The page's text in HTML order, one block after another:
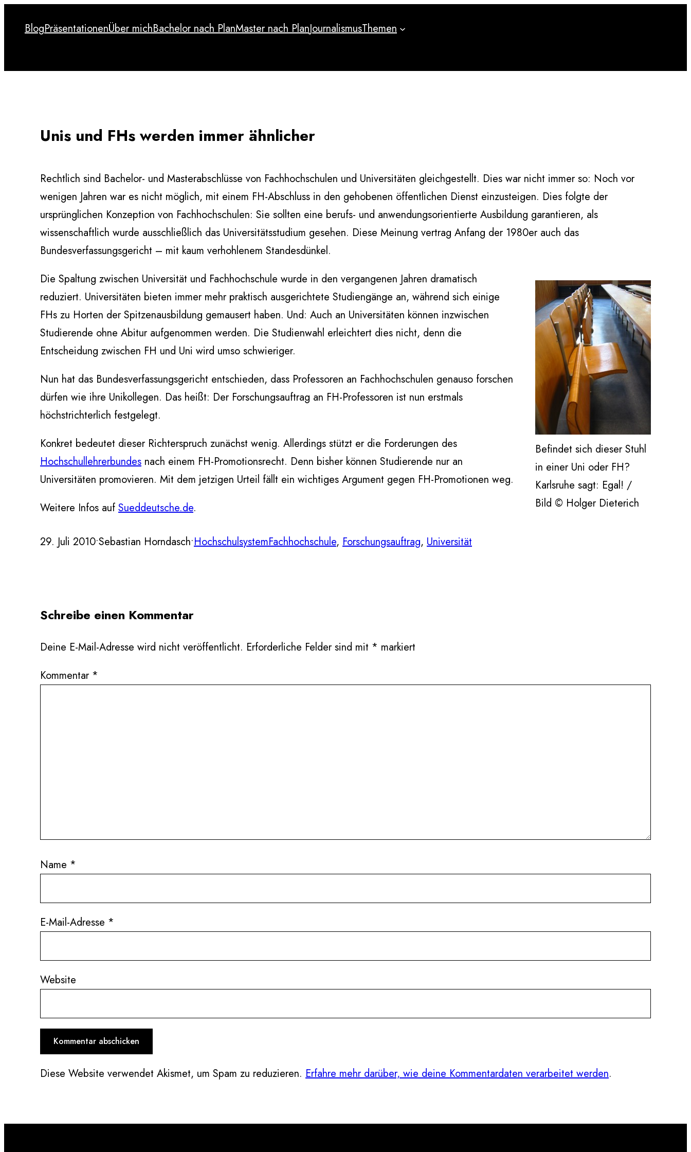
InhaltBlogPräsentationenÜber michBachelor nach PlanMaster nach PlanJournalismusThemen
Unis und FHs werden immer ähnlicher
Rechtlich sind Bachelor- und Masterabschlüsse von Fachhochschulen und Universitäten gleichgestellt. Dies war nicht immer so: Noch vor
wenigen Jahren war es nicht möglich, mit einem FH-Abschluss in den gehobenen öffentlichen Dienst einzusteigen. Dies folgte der
ursprünglichen Konzeption von Fachhochschulen: Sie sollten eine berufs- und anwendungsorientierte Ausbildung garantieren, als
wissenschaftlich wurde ausschließlich das Universitätsstudium gesehen. Diese Meinung vertrag Anfang der 1980er auch das
Bundesverfassungsgericht – mit kaum verhohlenem Standesdünkel.
Befindet sich dieser Stuhl
in einer Uni oder FH?
Karlsruhe sagt: Egal! /
Bild © Holger Dieterich
Die Spaltung zwischen Universität und Fachhochschule wurde in den vergangenen Jahren dramatisch
reduziert. Universitäten bieten immer mehr praktisch ausgerichtete Studiengänge an, während sich einige
FHs zu Horten der Spitzenausbildung gemausert haben. Und: Auch an Universitäten können inzwischen
Studierende ohne Abitur aufgenommen werden. Die Studienwahl erleichtert dies nicht, denn die
Entscheidung zwischen FH und Uni wird umso schwieriger.
Nun hat das Bundesverfassungsgericht entschieden, dass Professoren an Fachhochschulen genauso forschen
dürfen wie ihre Unikollegen. Das heißt: Der Forschungsauftrag an FH-Professoren ist nun erstmals
höchstrichterlich festgelegt.
Konkret bedeutet dieser Richterspruch zunächst wenig. Allerdings stützt er die Forderungen des
Hochschullehrerbundes nach einem FH-Promotionsrecht. Denn bisher können Studierende nur an
Universitäten promovieren. Mit dem jetzigen Urteil fällt ein wichtiges Argument gegen FH-Promotionen weg.
Weitere Infos auf Sueddeutsche.de.
29. Juli 2010•Sebastian Horndasch•HochschulsystemFachhochschule, Forschungsauftrag, Universität
Schreibe einen Kommentar
Deine E-Mail-Adresse wird nicht veröffentlicht. Erforderliche Felder sind mit * markiert
Kommentar *
Name *
E-Mail-Adresse *
Website
Diese Website verwendet Akismet, um Spam zu reduzieren. Erfahre mehr darüber, wie deine Kommentardaten verarbeitet werden.